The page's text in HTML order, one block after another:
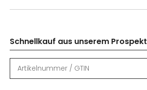
Schnellkauf aus unserem Prospekt